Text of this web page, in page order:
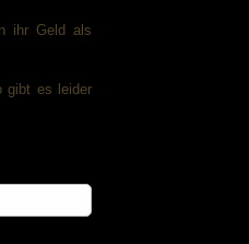
ihr Geld als
gibt es leider